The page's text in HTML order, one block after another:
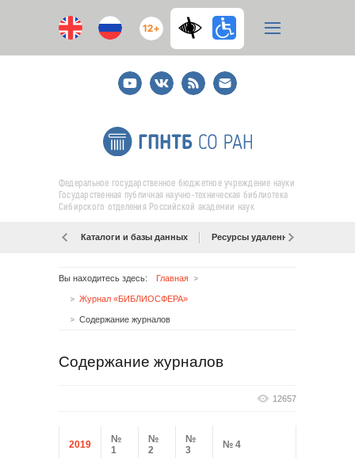
12+
YoutubeВКонтакте
RSS
E-
mail
подписка
Федеральное государственное бюджетное учреждение науки
Государственная публичная научно-техническая библиотека
Сибирского отделения Российской академии наук
Каталоги и базы данных Ресурсы удаленного доступа
Вы находитесь здесь: Главная
Журнал «БИБЛИОСФЕРА»
Содержание журналов
Содержание журналов
12657
2019
№
1
№
2
№
3
№ 4